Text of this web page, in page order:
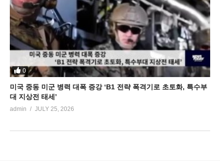
0
미국 중동 미군 병력 대폭 증강 ‘B1 전략 폭격기로 초토화, 특수부
대 지상전 태세’
admin JULY 25, 2026